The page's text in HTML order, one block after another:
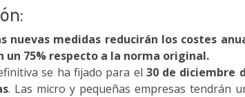
nuevas medidas reducirán los costes
75% respecto a la norma original.
se ha fijado para el 30 de diciembre
. Las micro y pequeñas empresas tendrán